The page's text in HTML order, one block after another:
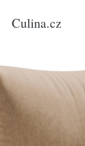
Culina.cz
křeslo Tove